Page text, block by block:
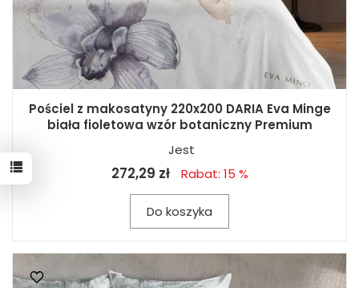
Pościel z makosatyny 220x200 DARIA Eva Minge
biała fioletowa wzór botaniczny Premium
Jest
272,29 zł Rabat: 15 %
Do koszyka